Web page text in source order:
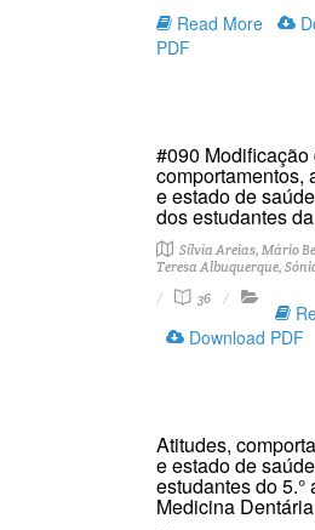
Read More
PDF
#090 Modificação
comportamentos,
e estado de
dos estudantes
Sílvia Areias, Mário
Teresa Albuquerque,
36
Download PDF
Atitudes,
e estado de
estudantes do 5.°
Medicina Dentária